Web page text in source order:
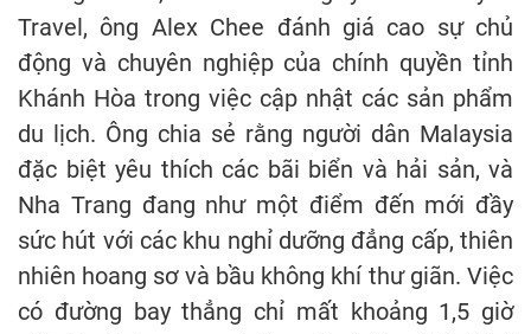
Travel, ông Alex Chee đánh giá cao sự chủ
động và chuyên nghiệp của chính quyền tỉnh
Khánh Hòa trong việc cập nhật các sản phẩm
du lịch. Ông chia sẻ rằng người dân Malaysia
đặc biệt yêu thích các bãi biển và hải sản, và
Nha Trang đang như một điểm đến mới đầy
sức hút với các khu nghỉ dưỡng đẳng cấp, thiên
nhiên hoang sơ và bầu không khí thư giãn. Việc
có đường bay thẳng chỉ mất khoảng 1,5 giờ